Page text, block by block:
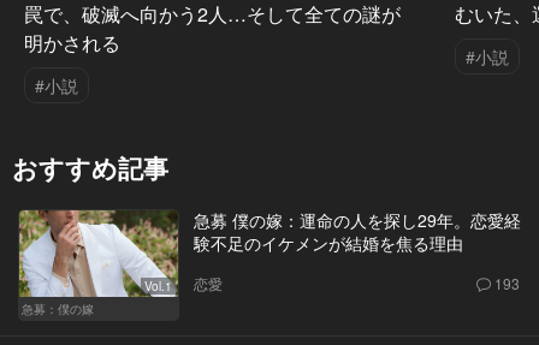
罠で、破滅へ向かう2人…そして全ての謎が
明かされる
#小説
むいた、
#小説
おすすめ記事
Vol.1
急募：僕の嫁
急募 僕の嫁：運命の人を探し29年。恋愛経
験不足のイケメンが結婚を焦る理由
恋愛 193